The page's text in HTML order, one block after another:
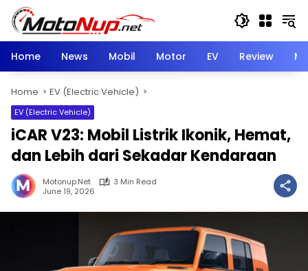
Skip
content
Home
News Mobil Motor EV Review
Home EV (Electric Vehicle)
EV (Electric Vehicle)
iCAR V23: Mobil Listrik Ikonik, Hemat,
dan Lebih dari Sekadar Kendaraan
Motonup.net
3 Min Read
June 19, 2026